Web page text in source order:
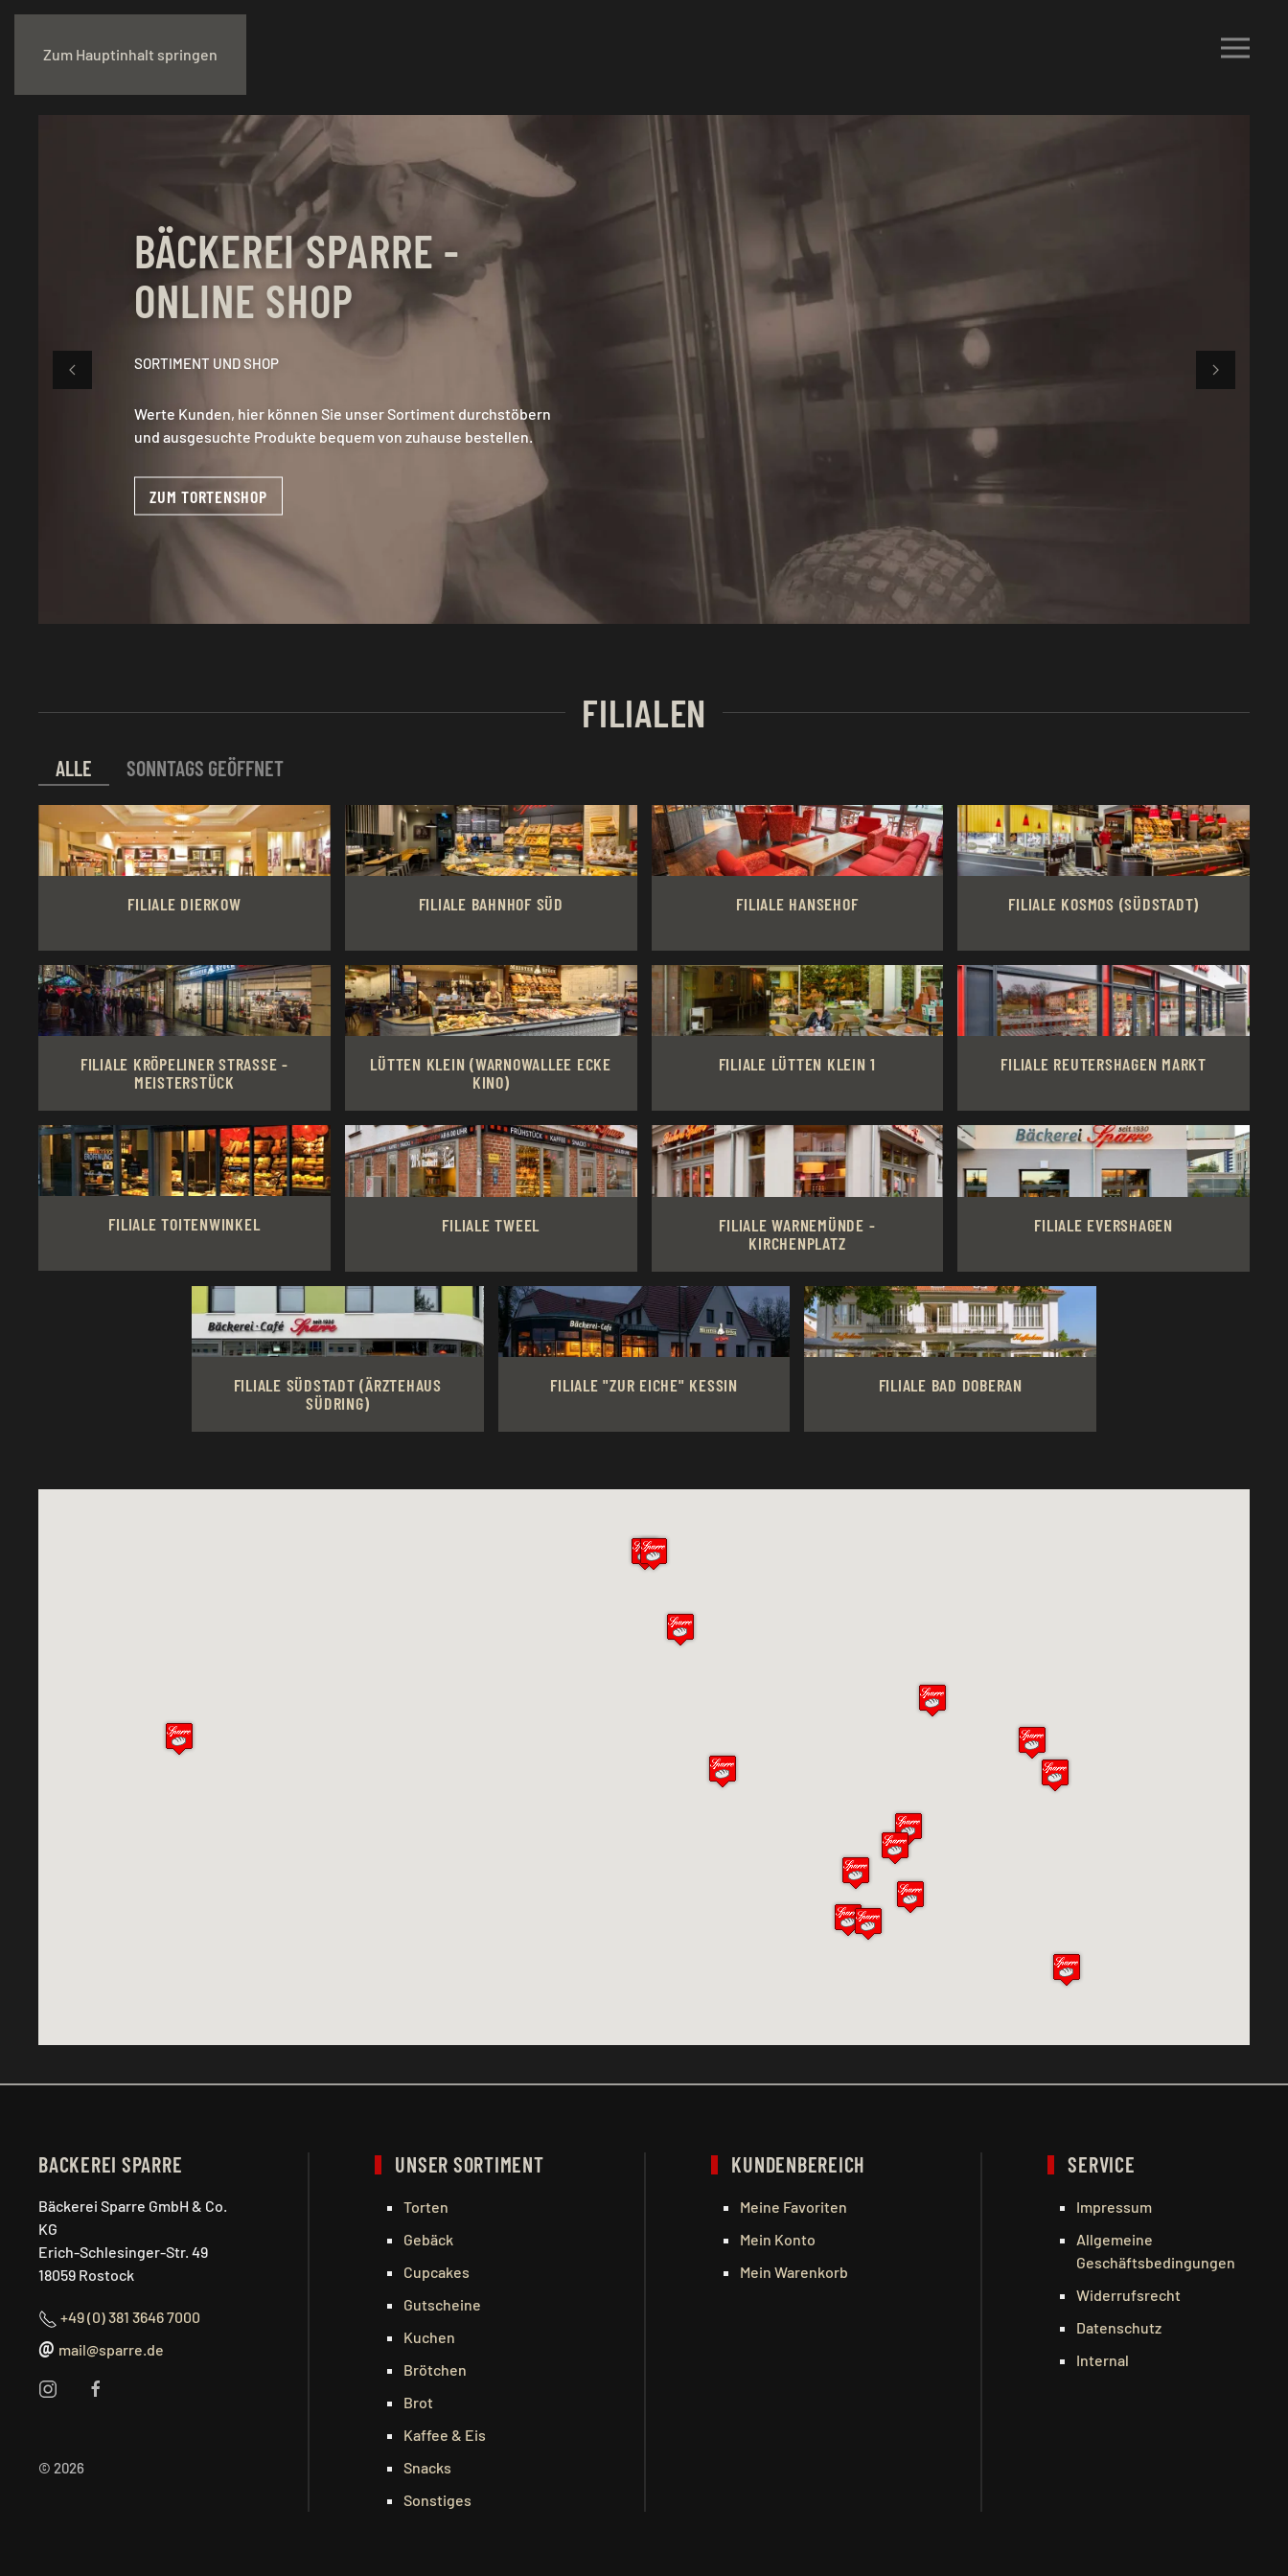
Zum Hauptinhalt springen
BÄCKEREI SPARRE -
ONLINE SHOP
SORTIMENT UND SHOP
Werte Kunden, hier können Sie unser Sortiment durchstöbern
und ausgesuchte Produkte bequem von zuhause bestellen.
ZUM TORTENSHOP
FILIALEN
ALLE SONNTAGS GEÖFFNET
FILIALE DIERKOW FILIALE BAHNHOF SÜD FILIALE HANSEHOF FILIALE KOSMOS (SÜDSTADT)
FILIALE KRÖPELINER STRASSE - M
EISTERSTÜCK
LÜTTEN KLEIN (WARNOWALLEE ECKE
KINO)
FILIALE LÜTTEN KLEIN 1 FILIALE REUTERSHAGEN MARKT
FILIALE TOITENWINKEL FILIALE TWEEL
FILIALE WARNEMÜNDE -
KIRCHENPLATZ
FILIALE EVERSHAGEN
FILIALE SÜDSTADT (ÄRZTEHAUS
SÜDRING)
FILIALE "ZUR EICHE" KESSIN FILIALE BAD DOBERAN
BACKEREI SPARRE
Bäckerei Sparre GmbH & Co.
KG
Erich-Schlesinger-Str. 49
18059 Rostock
+49 (0) 381 3646 7000
@ mail@sparre.de
© 2026
UNSER SORTIMENT
Torten
Gebäck
Cupcakes
Gutscheine
Kuchen
Brötchen
Brot
Kaffee & Eis
Snacks
Sonstiges
KUNDENBEREICH
Meine Favoriten
Mein Konto
Mein Warenkorb
SERVICE
Impressum
Allgemeine
Geschäftsbedingungen
Widerrufsrecht
Datenschutz
Internal